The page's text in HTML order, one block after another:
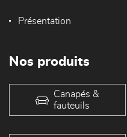
Présentation
Nos produits
Canapés &
fauteuils